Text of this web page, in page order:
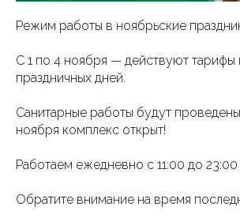
Режим работы в ноябрьские
С 1 по 4 ноября — действуют тарифы
праздничных дней.
Санитарные работы будут
ноября комплекс открыт!
Работаем ежедневно с 11:00 до 23:00
Обратите внимание на время